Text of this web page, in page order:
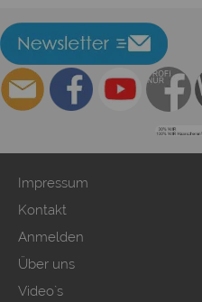
Impressum
Kontakt
Anmelden
Über uns
Video`s